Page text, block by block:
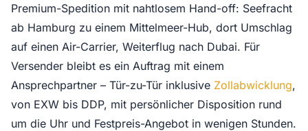
Premium-Spedition mit nahtlosem Hand-off: Seefracht
ab Hamburg zu einem Mittelmeer-Hub, dort Umschlag
auf einen Air-Carrier, Weiterflug nach Dubai. Für
Versender bleibt es ein Auftrag mit einem
Ansprechpartner – Tür-zu-Tür inklusive Zollabwicklung,
von EXW bis DDP, mit persönlicher Disposition rund
um die Uhr und Festpreis-Angebot in wenigen Stunden.